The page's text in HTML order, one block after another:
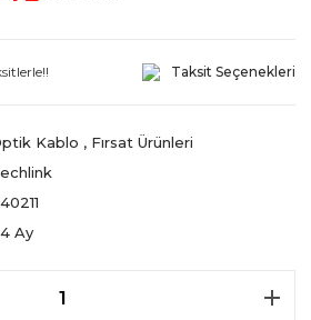
Taksit Seçenekleri
Kablo , Fırsat Ürünleri
Ay